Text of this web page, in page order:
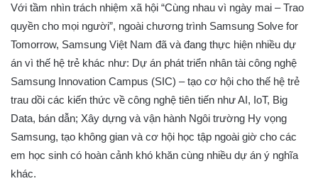
Với tầm nhìn trách nhiệm xã hội “Cùng nhau vì ngày mai – Trao
quyền cho mọi người”, ngoài chương trình Samsung Solve for
Tomorrow, Samsung Việt Nam đã và đang thực hiện nhiều dự
án vì thế hệ trẻ khác như: Dự án phát triển nhân tài công nghệ
Samsung Innovation Campus (SIC) – tạo cơ hội cho thế hệ trẻ
trau dồi các kiến thức về công nghệ tiên tiến như AI, IoT, Big
Data, bán dẫn; Xây dựng và vận hành Ngôi trường Hy vọng
Samsung, tạo không gian và cơ hội học tập ngoài giờ cho các
em học sinh có hoàn cảnh khó khăn cùng nhiều dự án ý nghĩa
khác.